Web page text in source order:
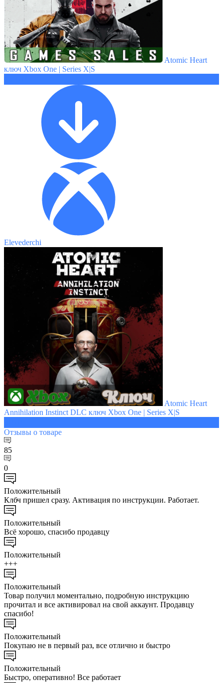
Atomic Heart
ключ Xbox One | Series X|S
Elevederchi
Atomic Heart
Annihilation Instinct DLC ключ Xbox One | Series X|S
Отзывы о товаре
85
0
Положительный
Клбч пришел сразу. Активация по инструкции. Работает.
Положительный
Всё хорошо, спасибо продавцу
Положительный
+++
Положительный
Товар получил моментально, подробную инструкцию
прочитал и все активировал на свой аккаунт. Продавцу
спасибо!
Положительный
Покупаю не в первый раз, все отлично и быстро
Положительный
Быстро, оперативно! Все работает